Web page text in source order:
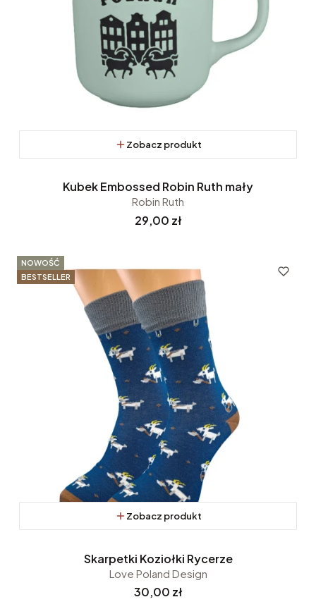
Zobacz produkt
Kubek Embossed Robin Ruth mały
Robin Ruth
Cena
29,00 zł
BESTSELLER
NOWOŚĆ
Zobacz produkt
Skarpetki Koziołki Rycerze
Love Poland Design
Cena
30,00 zł